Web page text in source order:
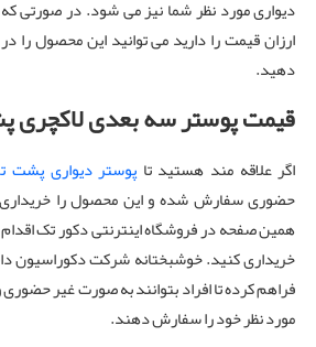
دیواری مورد نظر شما نیز می شود. در صورتی
ارزان قیمت را دارید می توانید این محصول
دهید.
قیمت پوستر سه بعدی لاکچری
اگر علاقه مند هستید تا پوستر دیواری پشت
حضوری سفارش شده و این محصول را خریداری
همین صفحه در فروشگاه اینترنتی دکور تک
خریداری کنید. خوشبختانه شرکت دکوراسیون
فراهم کرده تا افراد بتوانند به صورت غیر
مورد نظر خود را سفارش دهند.